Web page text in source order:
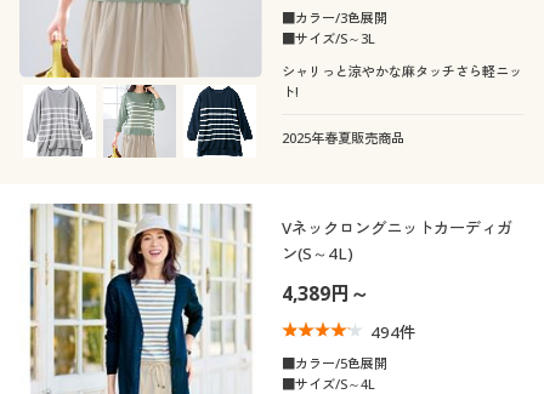
■カラー/3色展開
■サイズ/S～3L
シャリっと涼やかな麻タッチさら軽ニッ
ト!
2025年春夏販売商品
Vネックロングニットカーディガ
ン(S～4L)
4,389円～
494件
■カラー/5色展開
■サイズ/S～4L